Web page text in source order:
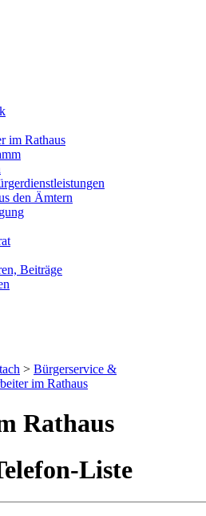
im Rathaus
den Ämtern
Beiträge
> Bürgerservice &
im Rathaus
Rathaus
Liste